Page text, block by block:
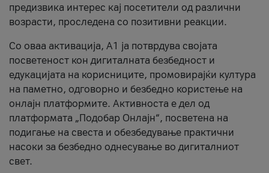
предизвика интерес кај посетители од различни
возрасти, проследена со позитивни реакции.
Со оваа активација, А1 ја потврдува својата
посветеност кон дигиталната безбедност и
едукацијата на корисниците, промовирајќи култура
на паметно, одговорно и безбедно користење на
онлајн платформите. Активноста е дел од
платформата „Подобар Онлајн“, посветена на
подигање на свеста и обезбедување практични
насоки за безбедно однесување во дигиталниот
свет.